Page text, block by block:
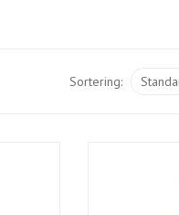
Sortering: